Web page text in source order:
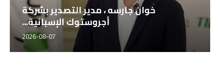
خوان جارسه ، مدير التصدير بشركة
أجروستوك الإسبانية...
2026-08-07